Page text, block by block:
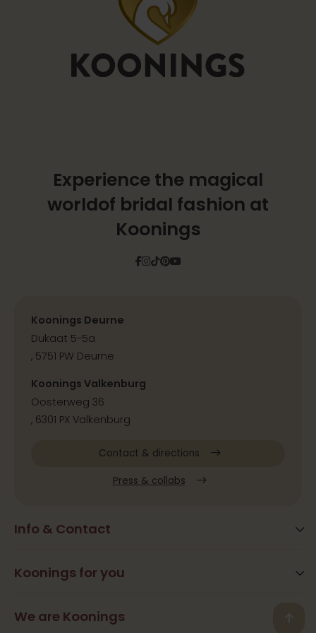
Experience the magical
worldof bridal fashion at
Koonings
Facebook
Instagram
Tiktok
Pinterest
YouTube
Info & Contact
Frequently Asked Questions
Contact
Koonings for you
Beauty
We are Koonings
Koonings Deurne
Dukaat 5-5a
, 5751 PW Deurne
Koonings Valkenburg
Oosterweg 36
, 6301 PX Valkenburg
Contact & directions
Press & collabs